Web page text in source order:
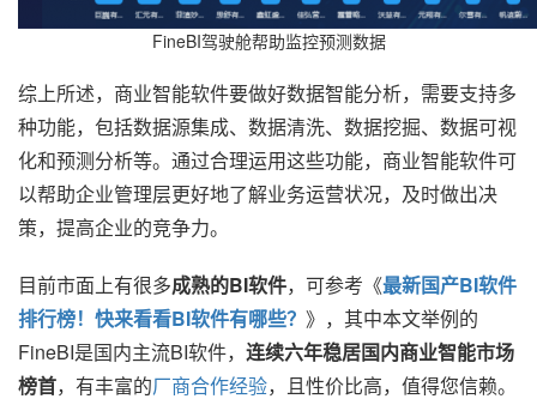
FineBI驾驶舱帮助监控预测数据
综上所述，商业智能软件要做好数据智能分析，需要支持多
种功能，包括数据源集成、数据清洗、数据挖掘、数据可视
化和预测分析等。通过合理运用这些功能，商业智能软件可
以帮助企业管理层更好地了解业务运营状况，及时做出决
策，提高企业的竞争力。
目前市面上有很多成熟的BI软件，可参考《最新国产BI软件
排行榜！快来看看BI软件有哪些？ 》，其中本文举例的
FineBI是国内主流BI软件， 连续六年稳居国内商业智能市场
榜首，有丰富的厂商合作经验，且性价比高，值得您信赖。